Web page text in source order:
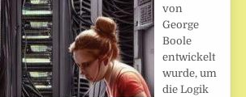
von
George
Boole
entwickelt
wurde, um
die Logik